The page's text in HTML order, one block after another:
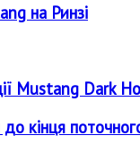
на Ринзі
Mustang Dark
до кінця